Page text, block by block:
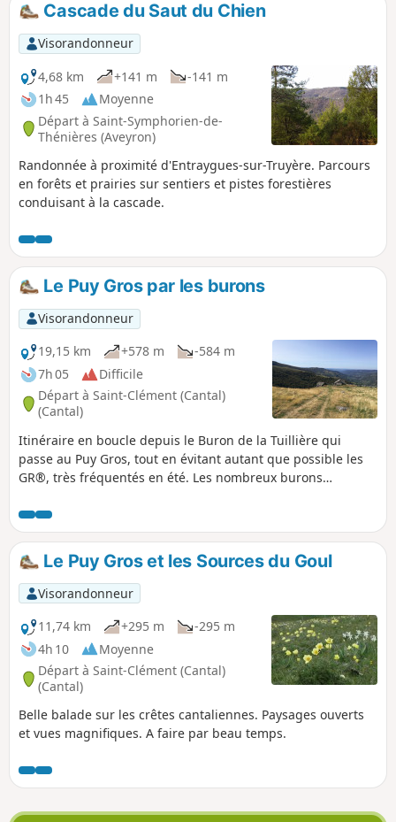
Cascade du Saut du Chien
Visorandonneur
4,68 km
+141 m
-141 m
1h 45
Moyenne
Départ à Saint-Symphorien-de-
Thénières (Aveyron)
Randonnée à proximité d'Entraygues-sur-Truyère. Parcours
en forêts et prairies sur sentiers et pistes forestières
conduisant à la cascade.
Le Puy Gros par les burons
Visorandonneur
19,15 km
+578 m
-584 m
7h 05
Difficile
Départ à Saint-Clément (Cantal)
(Cantal)
Itinéraire en boucle depuis le Buron de la Tuillière qui
passe au Puy Gros, tout en évitant autant que possible les
GR®, très fréquentés en été. Les nombreux burons
moments. Randonnée réservée à des randonneurs
expérimentés (orientation, troupeaux, barbelés). Attention :
traversées de pâtures, avec vaches et taureaux. Donc
prudence (chiens, enfants, etc.). Et ne pas oublier de
refermer les portails après vos passages.
Le Puy Gros et les Sources du Goul
Visorandonneur
11,74 km
+295 m
-295 m
4h 10
Moyenne
Départ à Saint-Clément (Cantal)
(Cantal)
Belle balade sur les crêtes cantaliennes. Paysages ouverts
et vues magnifiques. A faire par beau temps.